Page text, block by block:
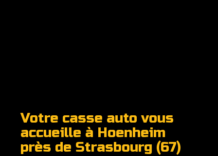
Votre casse auto vous
accueille à Hoenheim
près de Strasbourg (67)